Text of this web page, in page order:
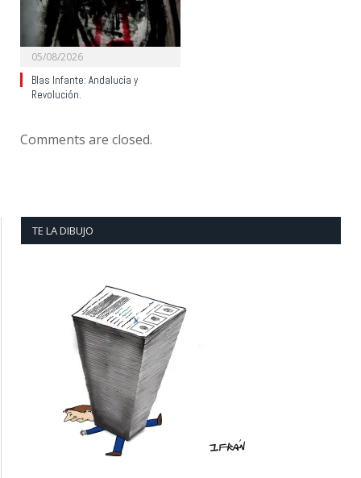
05/08/2026
Blas Infante: Andalucía y
Revolución.
Comments are closed.
TE LA DIBUJO